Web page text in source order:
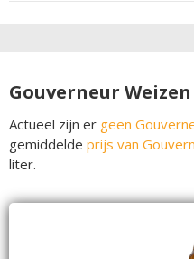
Gouverneur
Actueel zijn er geen
gemiddelde prijs van
liter.